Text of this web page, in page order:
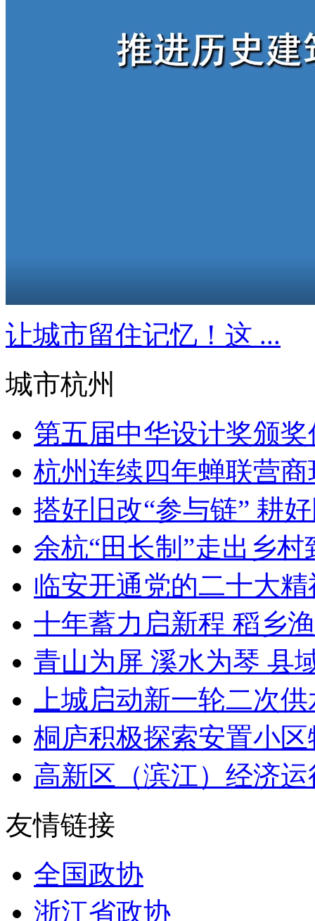
让城市留住记忆！这 ...
城市杭州
第五届中华设计奖颁
杭州连续四年蝉联营
搭好旧改“参与链” 耕
余杭“田长制”走出乡村
临安开通党的二十大精
十年蓄力启新程 稻乡
青山为屏 溪水为琴 县
上城启动新一轮二次
桐庐积极探索安置小区
高新区（滨江）经济运
友情链接
全国政协
浙江省政协